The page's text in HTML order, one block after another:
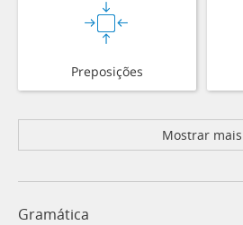
Preposições
Mostrar mais
Gramática